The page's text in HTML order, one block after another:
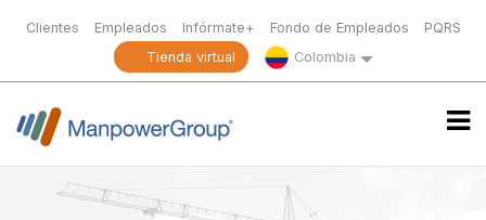
Clientes Empleados Infórmate+ Fondo de Empleados
PQRS
Tienda virtual
Colombia